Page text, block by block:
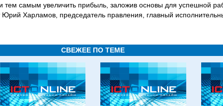
тем самым увеличить прибыль, заложив основы для успешной
Юрий Харламов, председатель правления, главный
СВЕЖЕЕ ПО ТЕМЕ